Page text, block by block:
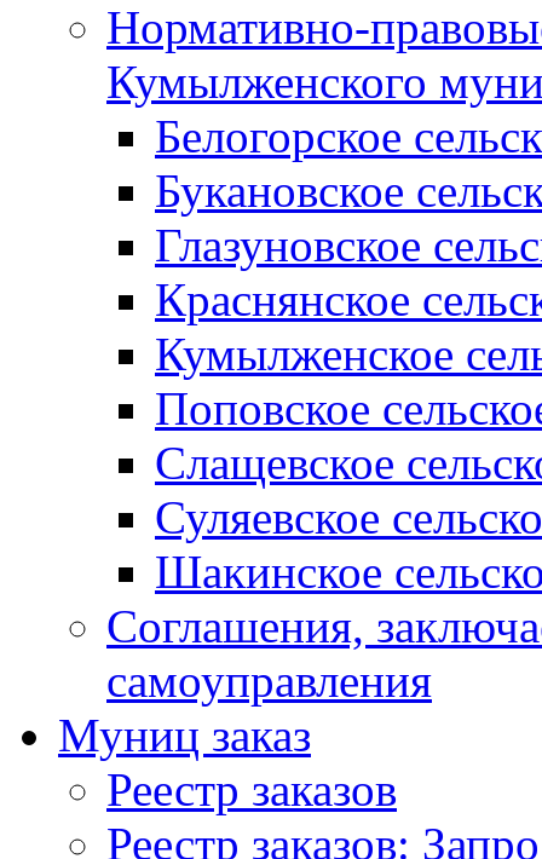
Нормативно-
Кумылженского
Белогорское
Букановское
Глазуновское
Краснянское
Кумылженское
Поповское
Слащевское
Суляевское
Шакинское
Соглашения,
самоуправления
Муниц заказ
Реестр заказов
Реестр заказов: